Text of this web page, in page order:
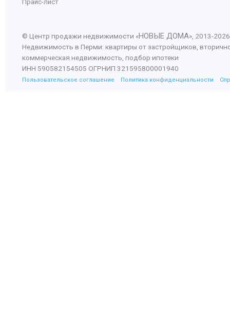
Прайс-лист
© Центр продажи недвижимости «НОВЫЕ ДОМА», 2013-2026
Недвижимость в Перми: квартиры от застройщиков,
коммерческая недвижимость, подбор ипотеки
ИНН 590582154505 ОГРНИП 321595800001940
Пользовательское соглашение Политика конфиденциальности